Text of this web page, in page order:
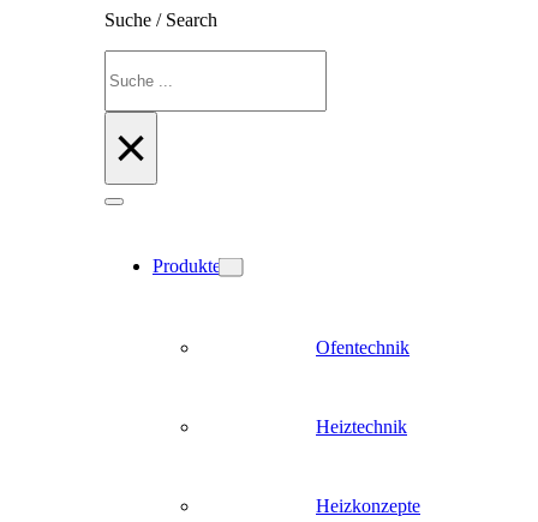
Suche / Search
×
Produkte
Ofentechnik
Heiztechnik
Heizkonzepte